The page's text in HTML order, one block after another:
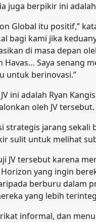
juga berpikir ini
Global itu positif,”
bagi kami jika
di masa depan
Saya senang
untuk berinovasi.”
ini adalah Ryan
oleh JV
strategis jarang sekali
sulit untuk melihat
JV tersebut karena
yang ingin
berburu dalam
yang lebih
informal, dan